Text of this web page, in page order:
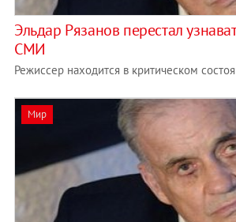
Эльдар Рязанов перестал
СМИ
Режиссер находится в критическом
Мир